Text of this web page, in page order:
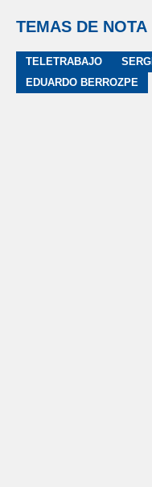
TEMAS DE NOTA
TELETRABAJO
EDUARDO BERROZPE